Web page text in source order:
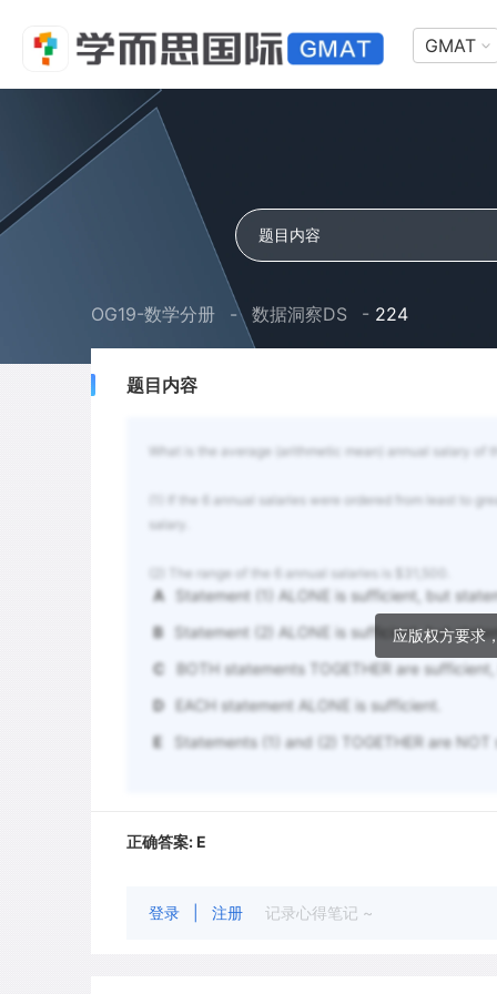
GMAT
OG19-数学分册 - 数据洞察DS - 224
题目内容
应版权方要求
What is the average (arithmetic mean) annual salary of
(1) If the 6 annual salaries were ordered from least to
salary.
(2) The range of the 6 annual salaries is $31,500.
A
Statement (1) ALONE is sufficient, but
B
Statement (2) ALONE is sufficient, but
C
BOTH statements TOGETHER are
D
EACH statement ALONE is sufficient.
E
Statements (1) and (2) TOGETHER are
正确答案:E
登录 注册 记录心得笔记 ~